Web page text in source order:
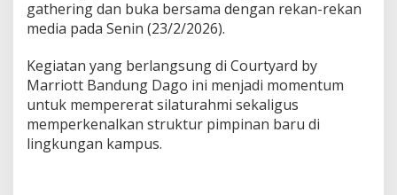
2
6
,
n
i
s
b
a
T
gathering dan buka bersama dengan rekan-rekan
media pada Senin (23/2/2026).
Kegiatan yang berlangsung di Courtyard by
Marriott Bandung Dago ini menjadi momentum
untuk mempererat silaturahmi sekaligus
memperkenalkan struktur pimpinan baru di
lingkungan kampus.